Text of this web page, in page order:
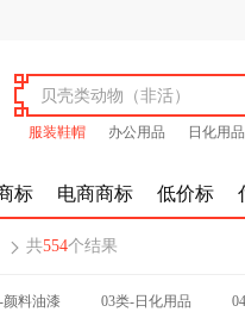
服装鞋帽 办公用品 日化用品
标 电商商标 低价标
 共554个结果
颜料油漆 03类-日化用品